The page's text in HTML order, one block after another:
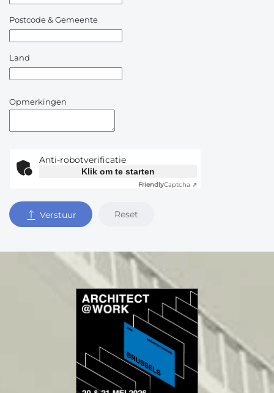
Postcode & Gemeente
Land
Opmerkingen
Anti-robotverificatie
Klik om te starten
FriendlyCaptcha ⇗
Verstuur Reset